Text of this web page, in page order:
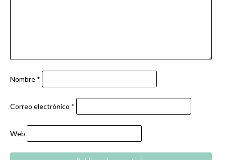
Nombre *
Correo electrónico *
Web